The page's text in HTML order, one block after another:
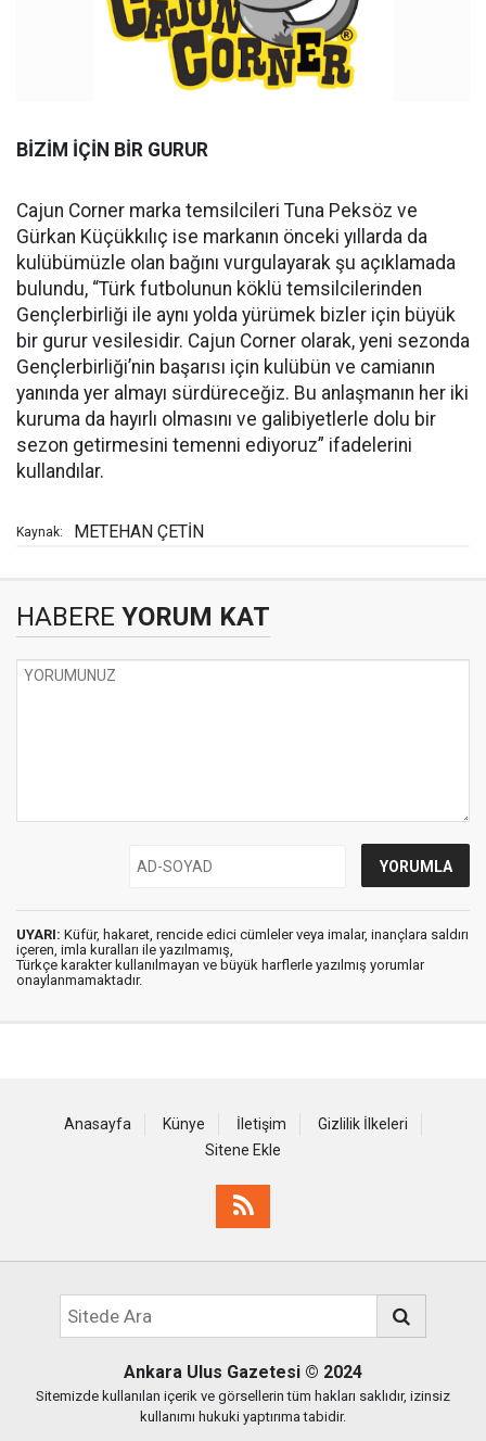
BİZİM İÇİN BİR GURUR
Cajun Corner marka temsilcileri Tuna Peksöz ve
Gürkan Küçükkılıç ise markanın önceki yıllarda da
kulübümüzle olan bağını vurgulayarak şu açıklamada
bulundu, “Türk futbolunun köklü temsilcilerinden
Gençlerbirliği ile aynı yolda yürümek bizler için büyük
bir gurur vesilesidir. Cajun Corner olarak, yeni sezonda
Gençlerbirliği’nin başarısı için kulübün ve camianın
yanında yer almayı sürdüreceğiz. Bu anlaşmanın her iki
kuruma da hayırlı olmasını ve galibiyetlerle dolu bir
sezon getirmesini temenni ediyoruz” ifadelerini
kullandılar.
Kaynak: METEHAN ÇETİN
HABERE YORUM KAT
UYARI: Küfür, hakaret, rencide edici cümleler veya imalar, inançlara saldırı
içeren, imla kuralları ile yazılmamış,
Türkçe karakter kullanılmayan ve büyük harflerle yazılmış yorumlar
onaylanmamaktadır.
Anasayfa Künye İletişim
Gizlilik İlkeleri
Sitene Ekle
Ankara Ulus Gazetesi © 2024
Sitemizde kullanılan içerik ve görsellerin tüm hakları saklıdır, izinsiz
kullanımı hukuki yaptırıma tabidir.